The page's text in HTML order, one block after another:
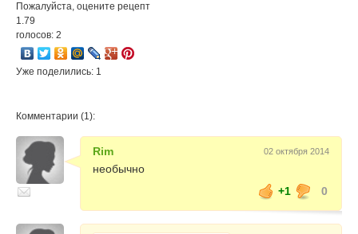
Пожалуйста, оцените рецепт
1.79
голосов: 2
Уже поделились: 1
Комментарии (1):
Rim 02 октября 2014
необычно
+1
0